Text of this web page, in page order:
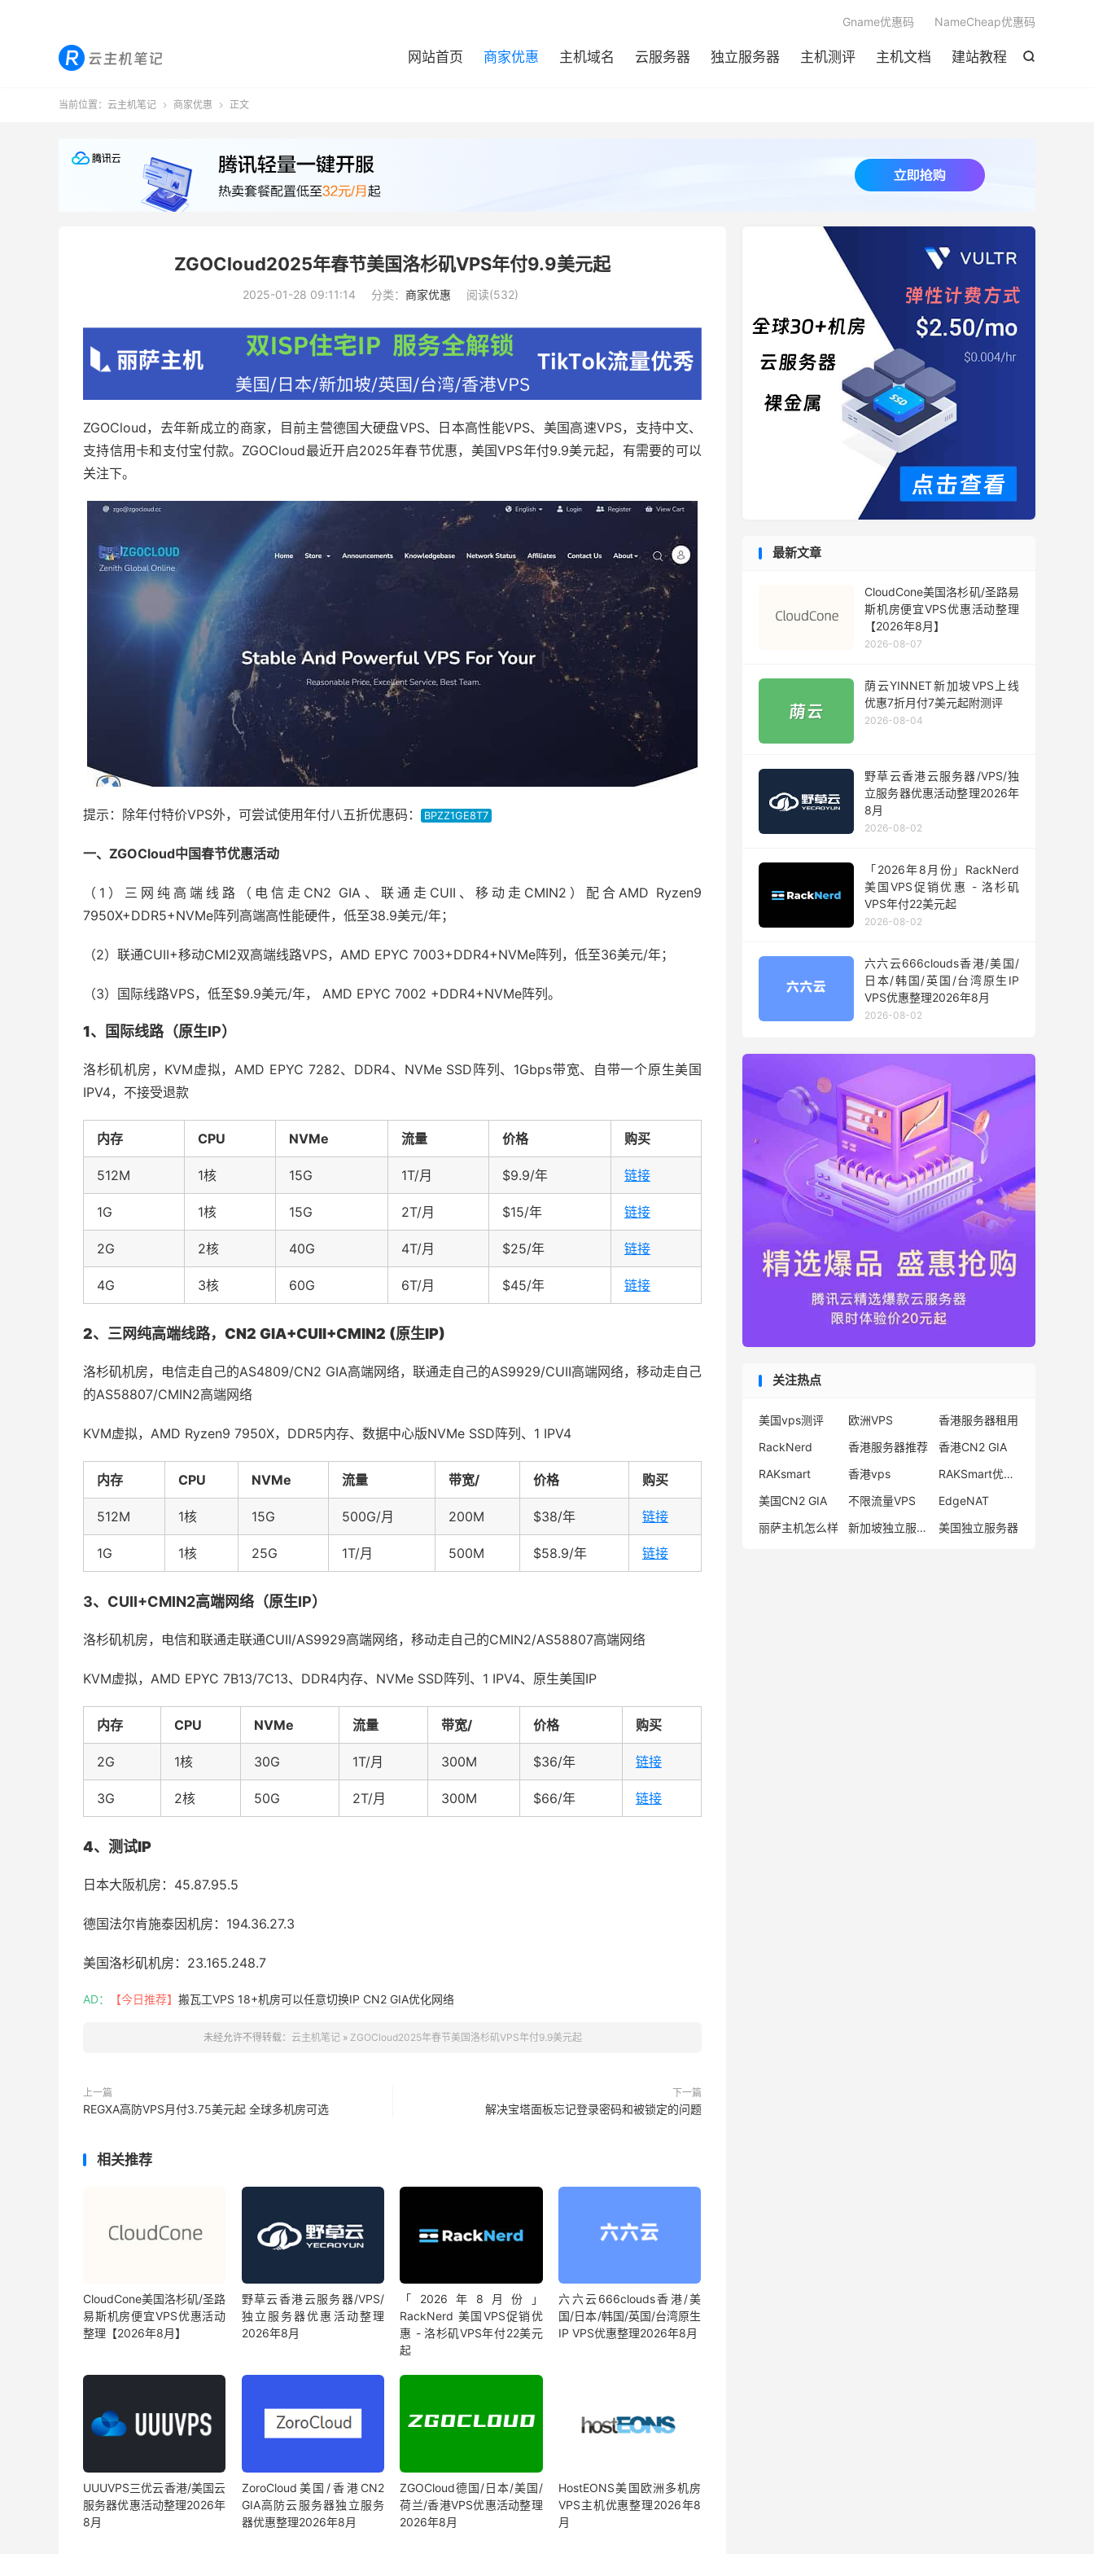

网站首页 商家优惠 主机域名 云服务器 独立服务器 主机测评 主机文档 建站教程
Gname优惠码 NameCheap优惠码
当前位置： 云主机笔记  商家优惠  正文
ZGOCloud2025年春节美国洛杉矶VPS年付9.9美元起
2025-01-28 09:11:14 分类： 商家优惠 阅读(532)
ZGOCloud，去年新成立的商家，目前主营德国大硬盘VPS、日本高性能VPS、美国高速VPS，支持中文、
支持信用卡和支付宝付款。ZGOCloud最近开启2025年春节优惠，美国VPS年付9.9美元起，有需要的可以
关注下。
提示：除年付特价VPS外，可尝试使用年付八五折优惠码： BPZZ1GE8T7
一、ZGOCloud中国春节优惠活动
（1）三网纯高端线路（电信走CN2 GIA、联通走CUII、移动走CMIN2）配合AMD Ryzen9
7950X+DDR5+NVMe阵列高端高性能硬件，低至38.9美元/年；
（2）联通CUII+移动CMI2双高端线路VPS，AMD EPYC 7003+DDR4+NVMe阵列，低至36美元/年；
（3）国际线路VPS，低至$9.9美元/年， AMD EPYC 7002 +DDR4+NVMe阵列。
1、国际线路（原生IP）
洛杉矶机房，KVM虚拟，AMD EPYC 7282、DDR4、NVMe SSD阵列、1Gbps带宽、自带一个原生美国
IPV4，不接受退款
内存 CPU NVMe 流量 价格 购买
512M 1核 15G 1T/月 $9.9/年 链接
1G 1核 15G 2T/月 $15/年 链接
2G 2核 40G 4T/月 $25/年 链接
4G 3核 60G 6T/月 $45/年 链接
2、三网纯高端线路，CN2 GIA+CUII+CMIN2 (原生IP)
洛杉矶机房，电信走自己的AS4809/CN2 GIA高端网络，联通走自己的AS9929/CUII高端网络，移动走自己
的AS58807/CMIN2高端网络
KVM虚拟，AMD Ryzen9 7950X，DDR5内存、数据中心版NVMe SSD阵列、1 IPV4
内存 CPU NVMe 流量 带宽/ 价格 购买
512M 1核 15G 500G/月 200M $38/年 链接
1G 1核 25G 1T/月 500M $58.9/年 链接
3、CUII+CMIN2高端网络（原生IP）
洛杉矶机房，电信和联通走联通CUII/AS9929高端网络，移动走自己的CMIN2/AS58807高端网络
KVM虚拟，AMD EPYC 7B13/7C13、DDR4内存、NVMe SSD阵列、1 IPV4、原生美国IP
内存 CPU NVMe 流量 带宽/ 价格 购买
2G 1核 30G 1T/月 300M $36/年 链接
3G 2核 50G 2T/月 300M $66/年 链接
4、测试IP
日本大阪机房：45.87.95.5
德国法尔肯施泰因机房：194.36.27.3
美国洛杉矶机房：23.165.248.7
AD： 【今日推荐】 搬瓦工VPS 18+机房可以任意切换IP CN2 GIA优化网络
未经允许不得转载： 云主机笔记» ZGOCloud2025年春节美国洛杉矶VPS年付9.9美元起
上一篇
REGXA高防VPS月付3.75美元起 全球多机房可选
下一篇
解决宝塔面板忘记登录密码和被锁定的问题
相关推荐
CloudCone美国洛杉矶/圣路
易斯机房便宜VPS优惠活动
整理【2026年8月】
野草云香港云服务器/VPS/
独立服务器优惠活动整理
2026年8月
「2026年8月份」
RackNerd 美国VPS促销优
惠 - 洛杉矶VPS年付22美元
起
六六云666clouds香港/美
国/日本/韩国/英国/台湾原生
IP VPS优惠整理2026年8月
UUUVPS三优云香港/美国云
服务器优惠活动整理2026年
8月
ZoroCloud美国/香港CN2
GIA高防云服务器独立服务
器优惠整理2026年8月
ZGOCloud德国/日本/美国/
荷兰/香港VPS优惠活动整理
2026年8月
HostEONS美国欧洲多机房
VPS主机优惠整理2026年8
月
最新文章
CloudCone美国洛杉矶/圣路易
斯机房便宜VPS优惠活动整理
【2026年8月】
2026-08-07
荫云YINNET新加坡VPS上线
优惠7折月付7美元起附测评
2026-08-04
野草云香港云服务器/VPS/独
立服务器优惠活动整理2026年
8月
2026-08-02
「2026年8月份」RackNerd
美国VPS促销优惠 - 洛杉矶
VPS年付22美元起
2026-08-02
六六云666clouds香港/美国/
日本/韩国/英国/台湾原生IP
VPS优惠整理2026年8月
2026-08-02
关注热点
美国vps测评 欧洲VPS
香港服务器租用
RackNerd
香港服务器推荐
香港CN2 GIA
RAKsmart
香港vps
RAKSmart优惠码
美国CN2 GIA
不限流量VPS
EdgeNAT
丽萨主机怎么样
新加坡独立服务器 美国独立服务器